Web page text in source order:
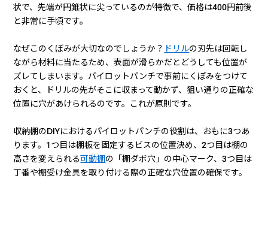
状で、先端が円錐状に尖っているのが特徴で、価格は400円前後
と非常に手頃です。
なぜこのくぼみが大切なのでしょうか？ ドリルの刃先は回転し
ながら材料に当たるため、表面が滑らかだとどうしても位置が
ズレてしまいます。パイロットパンチで事前にくぼみをつけて
おくと、ドリルの先がそこに収まって動かず、狙い通りの正確な
位置に穴があけられるのです。これが原則です。
収納棚のDIYにおけるパイロットパンチの役割は、おもに3つあ
ります。1つ目は棚板を固定するビスの位置決め、2つ目は棚の
高さを変えられる可動棚の「棚ダボ穴」の中心マーク、3つ目は
丁番や棚受け金具を取り付ける際の正確な穴位置の確保です。